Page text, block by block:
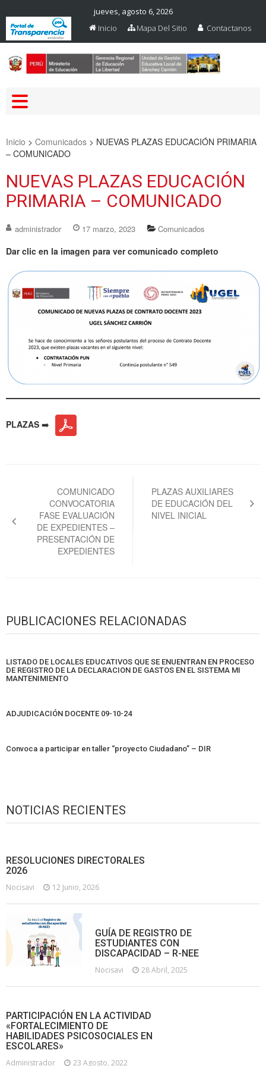
jueves, agosto 6, 2026
Inicio
Mapa Del Sitio Contactanos
Inicio > Comunicados > NUEVAS PLAZAS EDUCACIÓN PRIMARIA
– COMUNICADO
NUEVAS PLAZAS EDUCACIÓN
PRIMARIA – COMUNICADO
administrador 17 marzo, 2023 Comunicados
Dar clic en la imagen para ver comunicado completo
PLAZAS ➡️
entradas
COMUNICADO
CONVOCATORIA
FASE EVALUACIÓN
DE EXPEDIENTES –
PRESENTACIÓN DE
EXPEDIENTES
PLAZAS AUXILIARES
DE EDUCACIÓN DEL
NIVEL INICIAL
PUBLICACIONES RELACIONADAS
LISTADO DE LOCALES EDUCATIVOS QUE SE ENUENTRAN EN PROCESO
DE REGISTRO DE LA DECLARACION DE GASTOS EN EL SISTEMA MI
MANTENIMIENTO
ADJUDICACIÓN DOCENTE 09-10-24
Convoca a participar en taller “proyecto Ciudadano” – DIR
NOTICIAS RECIENTES
RESOLUCIONES DIRECTORALES
2026
Nocisavi 12 Junio, 2026
GUÍA DE REGISTRO DE
ESTUDIANTES CON
DISCAPACIDAD – R-NEE
Nocisavi 28 Abril, 2025
PARTICIPACIÓN EN LA ACTIVIDAD
«FORTALECIMIENTO DE
HABILIDADES PSICOSOCIALES EN
ESCOLARES»
Administrador 23 Agosto, 2022